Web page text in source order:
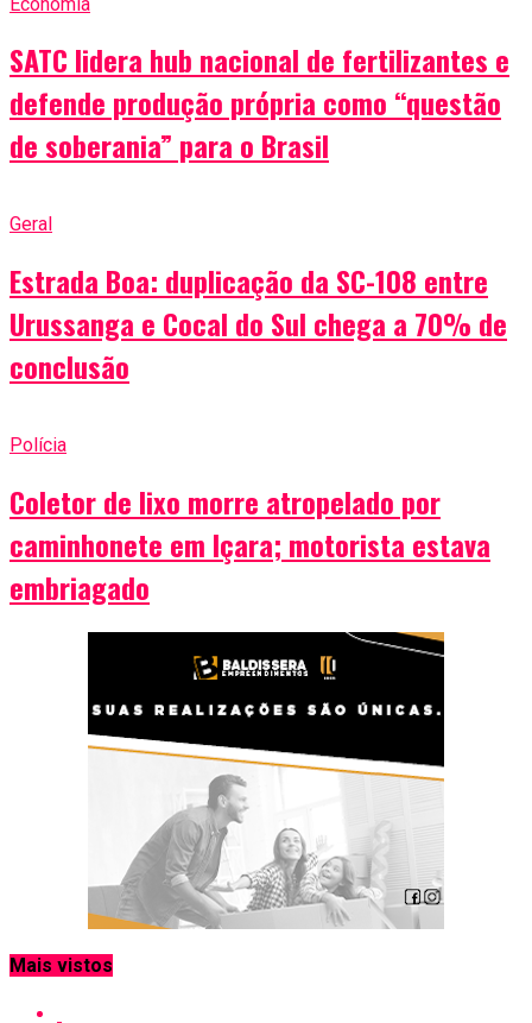
SATC lidera hub nacional de fertilizantes e
defende produção própria como “questão
de soberania” para o Brasil
Geral
Estrada Boa: duplicação da SC-108 entre
Urussanga e Cocal do Sul chega a 70% de
conclusão
Polícia
Coletor de lixo morre atropelado por
caminhonete em Içara; motorista estava
embriagado
Mais vistos